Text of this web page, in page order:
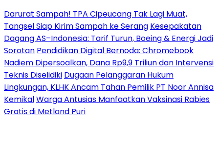
Darurat Sampah! TPA Cipeucang Tak Lagi Muat,
Tangsel Siap Kirim Sampah ke Serang Kesepakatan
Dagang AS–Indonesia: Tarif Turun, Boeing & Energi Jadi
Sorotan Pendidikan Digital Bernoda: Chromebook
Nadiem Dipersoalkan, Dana Rp9,9 Triliun dan Intervensi
Teknis Diselidiki Dugaan Pelanggaran Hukum
Lingkungan, KLHK Ancam Tahan Pemilik PT Noor Annisa
KemikalWarga Antusias Manfaatkan Vaksinasi Rabies
Gratis di Metland Puri